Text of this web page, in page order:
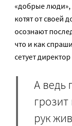
«добрые люди»,
котят от своей
осознают
что и как
сетует
А ведь
рук